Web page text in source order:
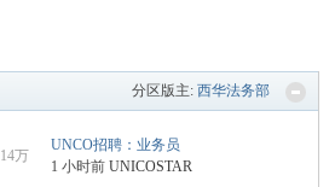
分区版主: 西华法务部
14万
UNCO招聘：业务员
1 小时前 UNICOSTAR